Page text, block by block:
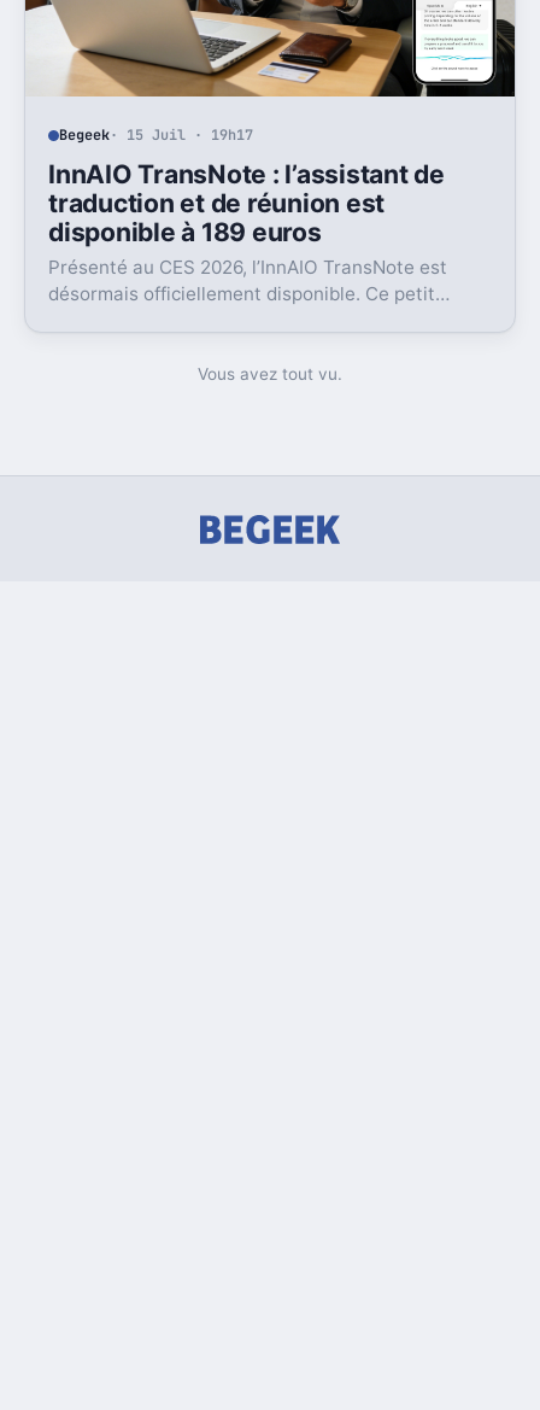
Begeek· 15 Juil · 19h17
InnAIO TransNote : l’assistant de
traduction et de réunion est
disponible à 189 euros
Présenté au CES 2026, l’InnAIO TransNote est
désormais officiellement disponible. Ce petit
transcription et génération de comptes rendus par